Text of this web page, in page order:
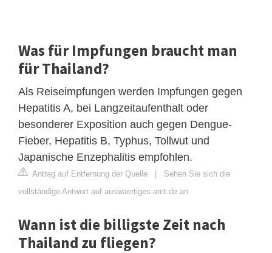
Was für Impfungen braucht man
für Thailand?
Als Reiseimpfungen werden Impfungen gegen
Hepatitis A, bei Langzeitaufenthalt oder
besonderer Exposition auch gegen Dengue-
Fieber, Hepatitis B, Typhus, Tollwut und
Japanische Enzephalitis empfohlen.
Antrag auf Entfernung der Quelle | Sehen Sie sich die
vollständige Antwort auf auswaertiges-amt.de an
Wann ist die billigste Zeit nach
Thailand zu fliegen?